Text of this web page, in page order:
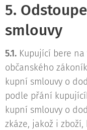
5.
smlouvy
5.1. Kupující bere
občanského
kupní smlouvy o
podle přání
kupní smlouvy o
zkáze, jakož i